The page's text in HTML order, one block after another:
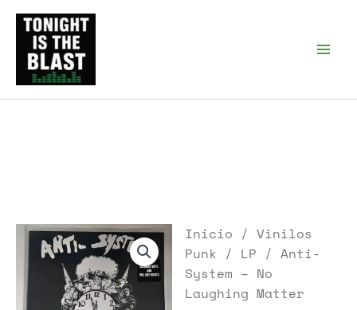
contenido
Inicio /Vinilos
Punk / LP / Anti-
System – No
Laughing Matter